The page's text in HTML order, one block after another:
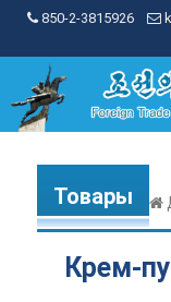
850-2-3815926
Товары
Крем-